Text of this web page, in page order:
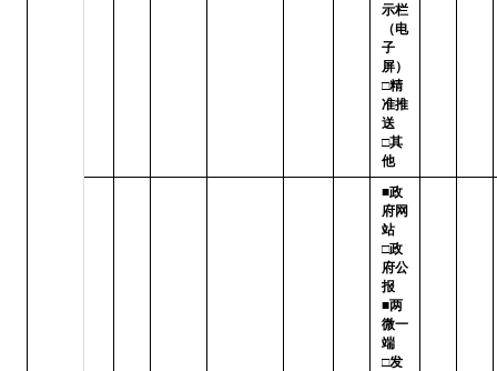
示栏
（电
子
屏）
□精
准推
送
□其
他
■政
府网
站
□政
府公
报
■两
微一
端
□发